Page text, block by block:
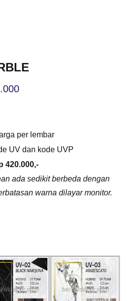
per lembar
UV dan kode UVP
420.000,-
ada sedikit berbeda dengan
warna dilayar monitor.